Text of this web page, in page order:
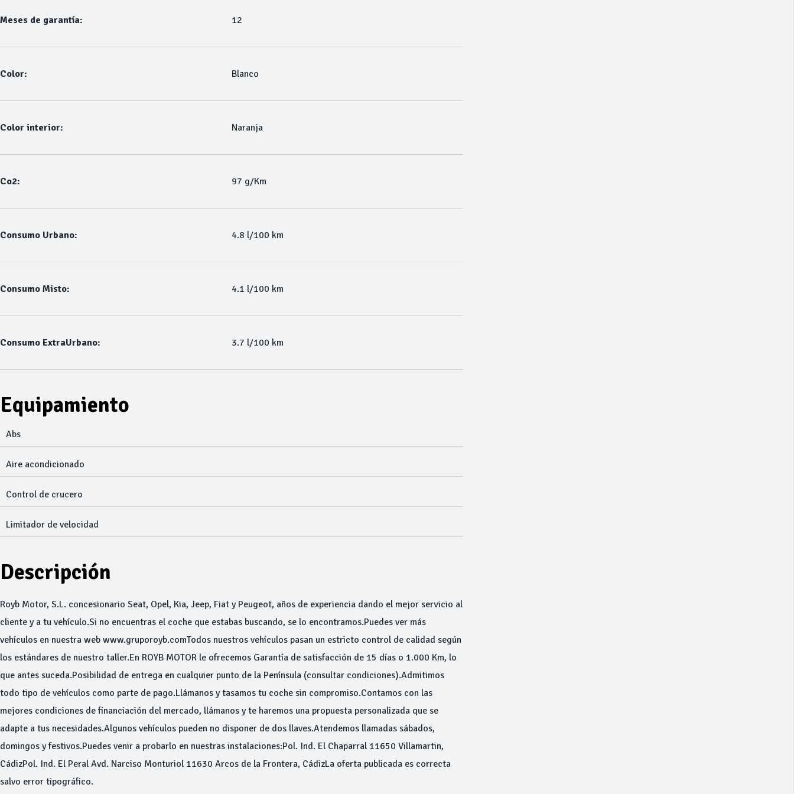
Meses de garantía: 12
Color: Blanco
Color interior: Naranja
Co2: 97 g/Km
Consumo Urbano: 4.8 l/100 km
Consumo Misto: 4.1 l/100 km
Consumo ExtraUrbano: 3.7 l/100 km
Equipamiento
Abs
Aire acondicionado
Control de crucero
Limitador de velocidad
Descripción
Royb Motor, S.L. concesionario Seat, Opel, Kia, Jeep, Fiat y Peugeot, años de experiencia dando el mejor servicio al
cliente y a tu vehículo.Si no encuentras el coche que estabas buscando, se lo encontramos.Puedes ver más
vehículos en nuestra web www.gruporoyb.comTodos nuestros vehículos pasan un estricto control de calidad según
los estándares de nuestro taller.En ROYB MOTOR le ofrecemos Garantía de satisfacción de 15 días o 1.000 Km, lo
que antes suceda.Posibilidad de entrega en cualquier punto de la Península (consultar condiciones).Admitimos
todo tipo de vehículos como parte de pago.Llámanos y tasamos tu coche sin compromiso.Contamos con las
mejores condiciones de financiación del mercado, llámanos y te haremos una propuesta personalizada que se
adapte a tus necesidades.Algunos vehículos pueden no disponer de dos llaves.Atendemos llamadas sábados,
domingos y festivos.Puedes venir a probarlo en nuestras instalaciones:Pol. Ind. El Chaparral 11650 Villamartin,
CádizPol. Ind. El Peral Avd. Narciso Monturiol 11630 Arcos de la Frontera, CádizLa oferta publicada es correcta
salvo error tipográfico.